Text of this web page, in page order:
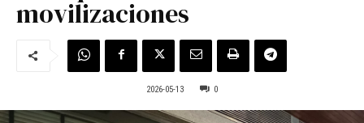
movilizaciones
2026-05-13 0